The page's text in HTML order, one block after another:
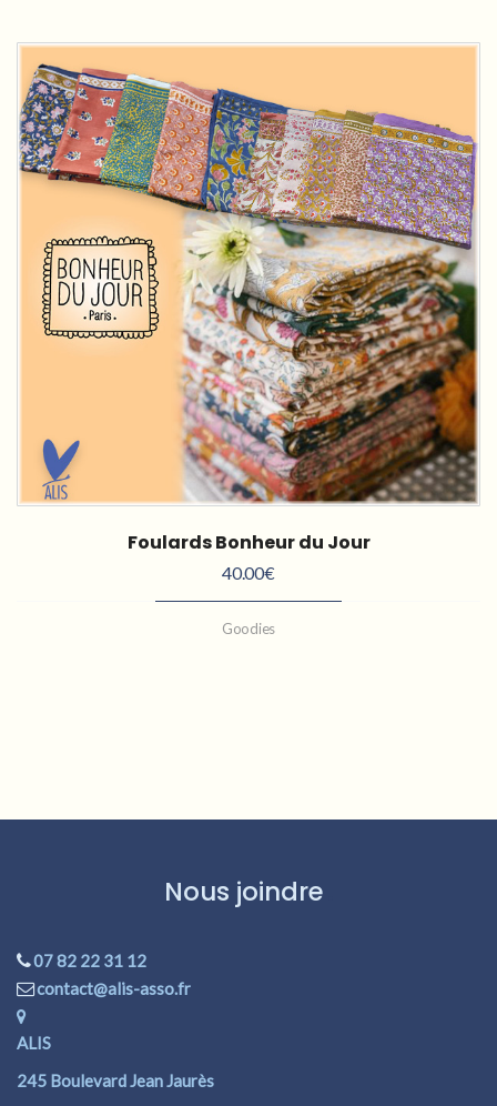
à
Foulards Bonheur du Jour
40.00€
Goodies
Nous joindre
07 82 22 31 12
contact@alis-asso.fr
ALIS
245 Boulevard Jean Jaurès